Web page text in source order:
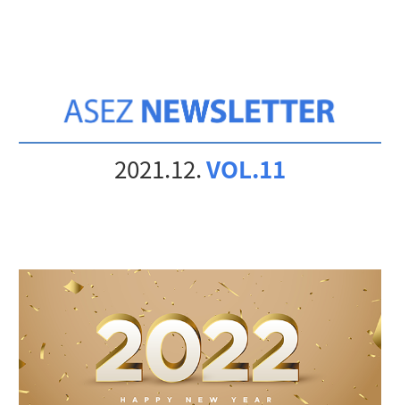
2021.12.VOL.11